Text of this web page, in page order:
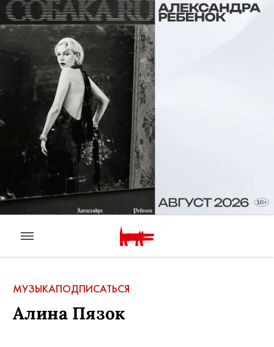
МУЗЫКАПОДПИСАТЬСЯ
Алина Пязок